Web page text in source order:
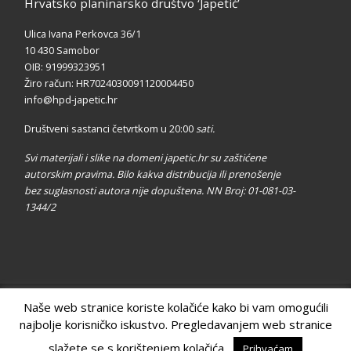
Hrvatsko planinarsko društvo ‘Japetić’
Ulica Ivana Perkovca 36/1
10 430 Samobor
OIB: 91999323951
Žiro račun: HR7024030091120004450
info@hpd-japetic.hr
Društveni sastanci četvrtkom u 20:00sati.
Svi materijali i slike na domeni japetic.hr su zaštićene
autorskim pravima. Bilo kakva distribucija ili prenošenje
bez suglasnosti autora nije dopuštena. NN Broj: 01-081-03-
1344/2
© 2026HPD Japetić– All rights reserved
Powered byWP – Designed with theCustomizr theme
Naše web stranice koriste kolačiće kako bi vam omogućili
najbolje korisničko iskustvo. Pregledavanjem web stranice
slažete se s korištenjem kolačića.